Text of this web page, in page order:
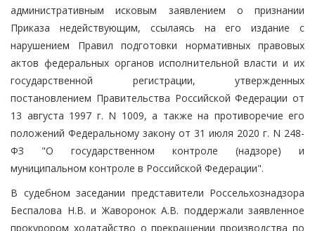
административным исковым заявлением о признании
Приказа недействующим, ссылаясь на его издание с
нарушением Правил подготовки нормативных правовых
актов федеральных органов исполнительной власти и их
государственной регистрации, утвержденных
постановлением Правительства Российской Федерации от
13 августа 1997 г. N 1009, а также на противоречие его
положений Федеральному закону от 31 июля 2020 г. N 248-
ФЗ "О государственном контроле (надзоре) и
муниципальном контроле в Российской Федерации".
В судебном заседании представители Россельхознадзора
Беспалова Н.В. и Жаворонок А.В. поддержали заявленное
прокурором ходатайство о прекращении производства по